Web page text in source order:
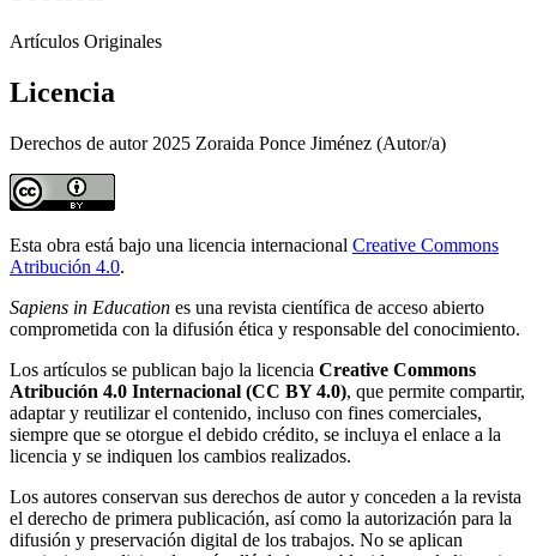
Artículos Originales
Licencia
Derechos de autor 2025 Zoraida Ponce Jiménez (Autor/a)
Esta obra está bajo una licencia internacional Creative Commons
Atribución 4.0.
Sapiens in Education es una revista científica de acceso abierto
comprometida con la difusión ética y responsable del conocimiento.
Los artículos se publican bajo la licencia Creative Commons
Atribución 4.0 Internacional (CC BY 4.0), que permite compartir,
adaptar y reutilizar el contenido, incluso con fines comerciales,
siempre que se otorgue el debido crédito, se incluya el enlace a la
licencia y se indiquen los cambios realizados.
Los autores conservan sus derechos de autor y conceden a la revista
el derecho de primera publicación, así como la autorización para la
difusión y preservación digital de los trabajos. No se aplican